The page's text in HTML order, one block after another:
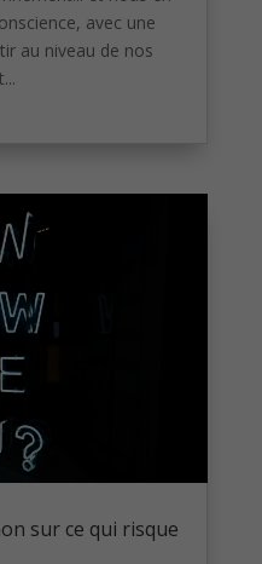
avec une
au niveau de nos
sur ce qui risque